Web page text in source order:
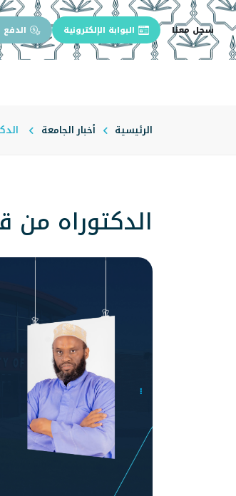
سجل معنا البوابة الإلكترونية الدفع
الرئيسية أخبار الجامعة
الدكتوراه